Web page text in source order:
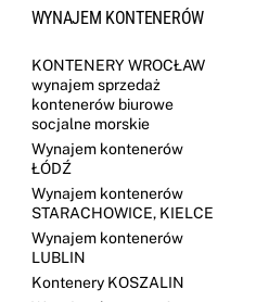
WYNAJEM KONTENERÓW
KONTENERY WROCŁAW
wynajem sprzedaż
kontenerów biurowe
socjalne morskie
Wynajem kontenerów
ŁÓDŹ
Wynajem kontenerów
STARACHOWICE, KIELCE
Wynajem kontenerów
LUBLIN
Kontenery KOSZALIN